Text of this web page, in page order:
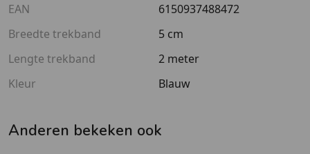
EAN
6150937488472
Breedte trekband
5 cm
Lengte trekband
2 meter
Kleur
Blauw
Anderen bekeken ook